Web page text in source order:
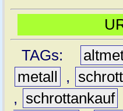
TAGs:
metall
, schrott
,
schrottankauf